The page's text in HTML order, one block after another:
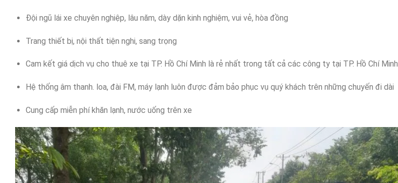
Đội ngũ lái xe chuyên nghiệp, lâu năm, dày dặn kinh nghiệm, vui vẻ, hòa đồng
Trang thiết bị, nội thất tiện nghi, sang trọng
Cam kết giá dịch vụ cho thuê xe tại TP. Hồ Chí Minh là rẻ nhất trong tất cả các công ty tại TP. Hồ Chí Minh
Hệ thống âm thanh. loa, đài FM, máy lạnh luôn được đảm bảo phục vụ quý khách trên những chuyến đi dài
Cung cấp miễn phí khăn lạnh, nước uống trên xe